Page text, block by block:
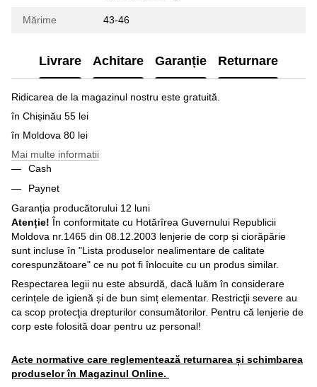
Mărime 43-46
Livrare Achitare Garanție Returnare
Ridicarea de la magazinul nostru este gratuită.
în Chișinău 55 lei
în Moldova 80 lei
Mai multe informatii
Cash
Paynet
Garanția producătorului 12 luni
Atenție! În conformitate cu Hotărîrea Guvernului Republicii
Moldova nr.1465 din 08.12.2003 lenjerie de corp și ciorăpărie
sunt incluse în "Lista produselor nealimentare de calitate
corespunzătoare" ce nu pot fi înlocuite cu un produs similar.
Respectarea legii nu este absurdă, dacă luăm în considerare
cerințele de igienă și de bun simț elementar. Restricţii severe au
ca scop protecţia drepturilor consumătorilor. Pentru că lenjerie de
corp este folosită doar pentru uz personal!
Acte normative care reglementează returnarea și schimbarea
produselor în Magazinul Online.